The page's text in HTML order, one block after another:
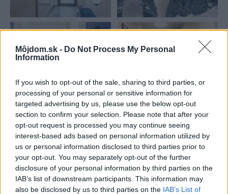
Môjdom.sk - Do Not Process My Personal
Information
If you wish to opt-out of the sale, sharing to third parties, or
processing of your personal or sensitive information for
targeted advertising by us, please use the below opt-out
section to confirm your selection. Please note that after your
opt-out request is processed you may continue seeing
interest-based ads based on personal information utilized by
us or personal information disclosed to third parties prior to
your opt-out. You may separately opt-out of the further
disclosure of your personal information by third parties on the
IAB’s list of downstream participants. This information may
also be disclosed by us to third parties on the IAB’s List of
Najnovšie príspevky
Re: Takto sa rieši málo úložného miesta. V tomto byte
stačil jeden prvok | Môjdom.sk
My napríklad labky utierame hneď pri dverách a doma pred dvere
používame tyčový ETA Terier…